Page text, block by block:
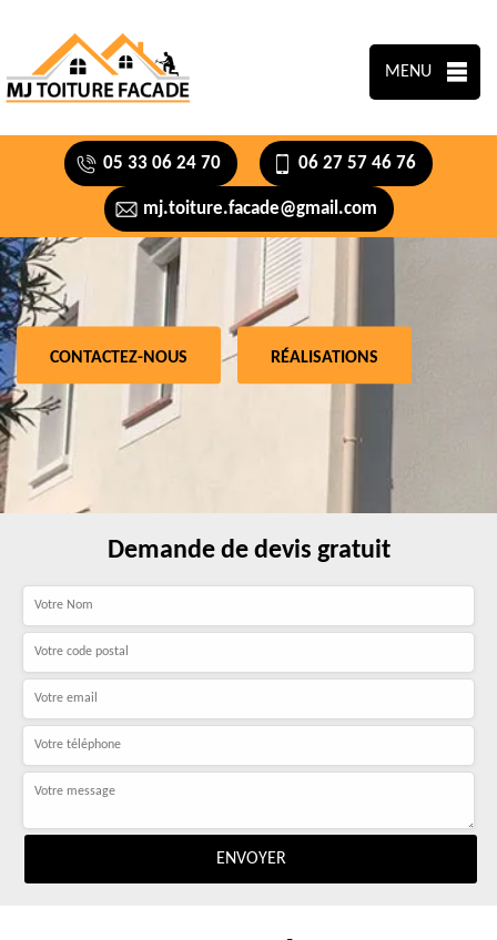
MENU
05 33 06 24 70 06 27 57 46 76
mj.toiture.facade@gmail.com
CONTACTEZ-NOUS RÉALISATIONS
Demande de devis gratuit